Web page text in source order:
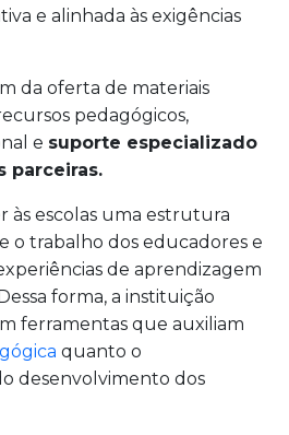
e alinhada às exigências
da oferta de materiais
pedagógicos,
e suporte especializado
parceiras.
às escolas uma estrutura
o trabalho dos educadores e
de aprendizagem
forma, a instituição
ferramentas que auxiliam
quanto o
desenvolvimento dos